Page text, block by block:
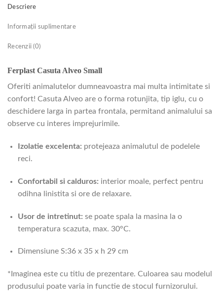
Descriere
Informații suplimentare
Recenzii (0)
Ferplast Casuta Alveo Small
Oferiti animalutelor dumneavoastra mai multa intimitate si
confort! Casuta Alveo are o forma rotunjita, tip iglu, cu o
deschidere larga in partea frontala, permitand animalului sa
observe cu interes imprejurimile.
Izolatie excelenta: protejeaza animalutul de podelele
reci.
Confortabil si calduros: interior moale, perfect pentru
odihna linistita si ore de relaxare.
Usor de intretinut: se poate spala la masina la o
temperatura scazuta, max. 30°C.
Dimensiune S:36 x 35 x h 29 cm
*Imaginea este cu titlu de prezentare. Culoarea sau modelul
produsului poate varia in functie de stocul furnizorului.